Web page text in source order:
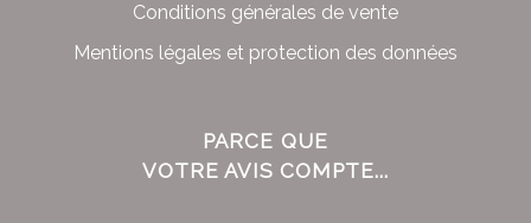
Conditions générales de vente
Mentions légales et protection des données
PARCE QUE
VOTRE AVIS COMPTE...